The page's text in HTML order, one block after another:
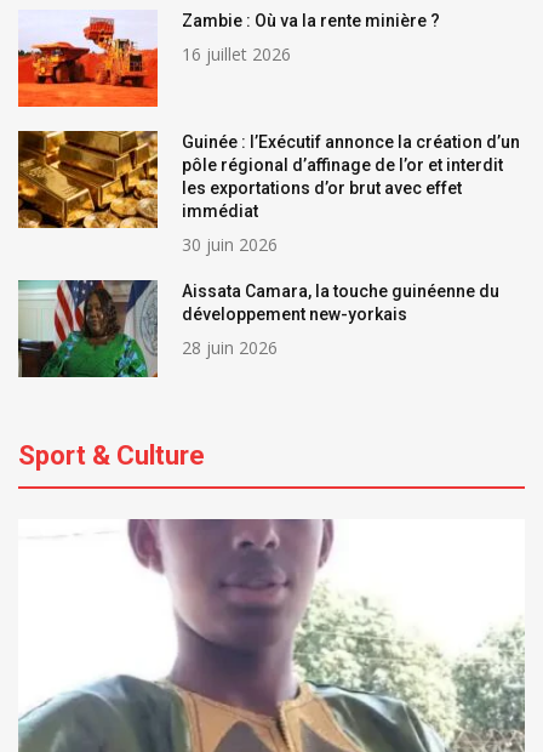
Zambie : Où va la rente minière ?
16 juillet 2026
Guinée : l’Exécutif annonce la création d’un
pôle régional d’affinage de l’or et interdit
les exportations d’or brut avec effet
immédiat
30 juin 2026
Aissata Camara, la touche guinéenne du
développement new-yorkais
28 juin 2026
Sport & Culture